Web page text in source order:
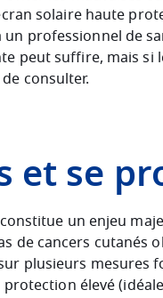
solaire haute
professionnel de
peut suffire, mais si
consulter.
et se
un enjeu
de cancers cutanés
plusieurs mesures
élevé